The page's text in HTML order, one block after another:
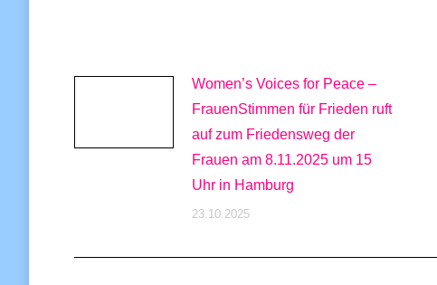
Women’s Voices for Peace –
FrauenStimmen für Frieden ruft
auf zum Friedensweg der
Frauen am 8.11.2025 um 15
Uhr in Hamburg
23.10.2025